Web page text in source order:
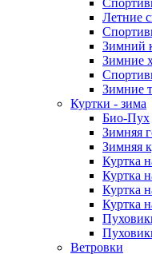
Летние
Зимний
Зимние
Зимние
Куртки - зима
Био-Пух
Зимняя
Зимняя
Куртка
Куртка
Куртка
Куртка
Ветровки